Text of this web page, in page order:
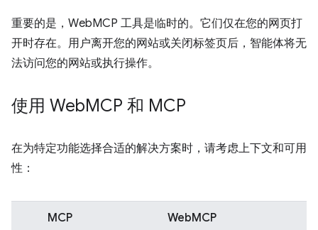
重要的是，WebMCP 工具是临时的。它们仅在您的网页打
开时存在。用户离开您的网站或关闭标签页后，智能体将无
法访问您的网站或执行操作。
使用 WebMCP 和 MCP
在为特定功能选择合适的解决方案时，请考虑上下文和可用
性：
MCP WebMCP